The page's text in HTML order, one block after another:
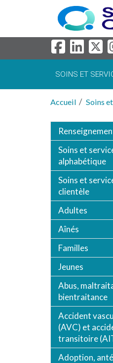
Aller au menu principal
SOINS ET
Accueil Soins
Soins et
alphabétique
Soins et
clientèle
Adultes
Aînés
Familles
Jeunes
Abus,
bientraitance
Accident
(AVC) et
transitoire
Adoption,